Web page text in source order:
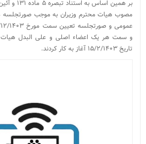
و سمت هر یک اعضاء اصلی و علی البدل هیات
تاریخ ۱۵/۲/۱۴۰۳ آغاز به کار کردند.